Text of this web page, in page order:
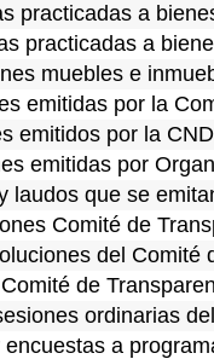
practicadas a
practicadas a
muebles e
emitidas por la
emitidos por la
emitidas por
laudos que se
Comité de
del Comité
de
ordinarias
a